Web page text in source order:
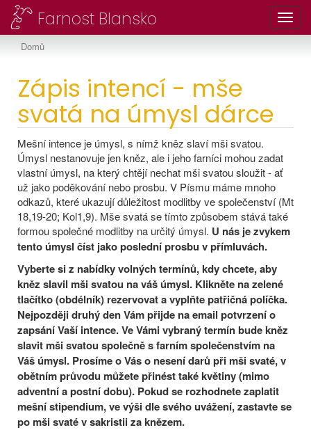
Farnost Blansko
Domů
Zápis intencí - mše
svatá na úmysl dárce
Mešní intence je úmysl, s nímž kněz slaví mši svatou.
Úmysl nestanovuje jen kněz, ale i jeho farníci mohou zadat
vlastní úmysl, na který chtějí nechat mši svatou sloužit - ať
už jako poděkování nebo prosbu. V Písmu máme mnoho
odkazů, které ukazují důležitost modlitby ve společenství (Mt
18,19-20; Kol1,9). Mše svatá se tímto způsobem stává také
formou společné modlitby na určitý úmysl. U nás je zvykem
tento úmysl číst jako poslední prosbu v přímluvách.
Vyberte si z nabídky volných termínů, kdy chcete, aby
kněz slavil mši svatou na váš úmysl. Klikněte na zelené
tlačítko (obdélník) rezervovat a vyplňte patřičná políčka.
Nejpozději druhý den Vám přijde na email potvrzení o
zapsání Vaší intence. Ve Vámi vybraný termín bude kněz
slavit mši svatou společně s farním společenstvím na
Váš úmysl. Prosíme o Vás o nesení darů při mši svaté, v
obětním průvodu můžete přinést také květiny (mimo
adventní a postní dobu). Pokud se rozhodnete zaplatit
mešní stipendium, ve výši dle svého uvážení, zastavte se
po mši svaté v sakristii za knězem.